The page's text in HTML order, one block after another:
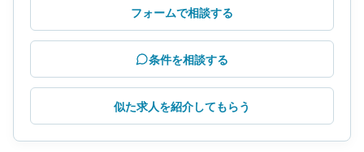
フォームで相談する
条件を相談する
似た求人を紹介してもらう